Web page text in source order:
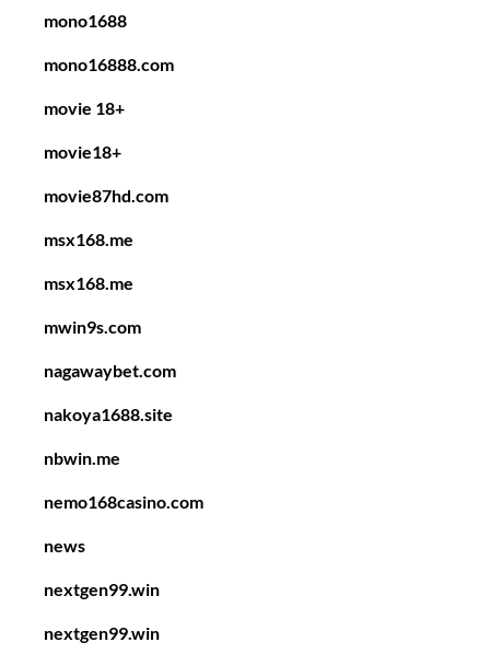
mono1688
mono16888.com
movie 18+
movie18+
movie87hd.com
msx168.me
msx168.me
mwin9s.com
nagawaybet.com
nakoya1688.site
nbwin.me
nemo168casino.com
news
nextgen99.win
nextgen99.win